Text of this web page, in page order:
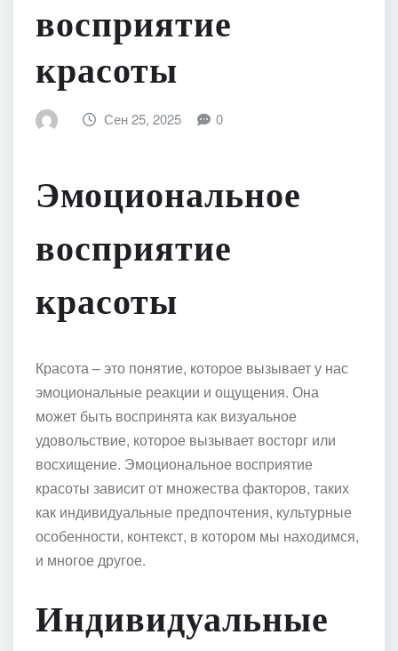
восприятие
красоты
Сен 25, 2025 0
Эмоциональное
восприятие
красоты
Красота – это понятие, которое вызывает у нас
эмоциональные реакции и ощущения. Она
может быть воспринята как визуальное
удовольствие, которое вызывает восторг или
восхищение. Эмоциональное восприятие
красоты зависит от множества факторов, таких
как индивидуальные предпочтения, культурные
особенности, контекст, в котором мы находимся,
и многое другое.
Индивидуальные